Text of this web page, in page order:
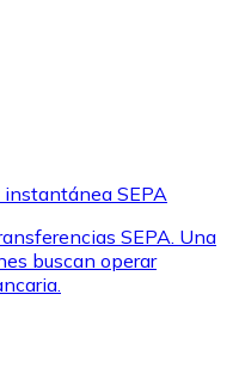
SEPA
SEPA. Una
buscan operar